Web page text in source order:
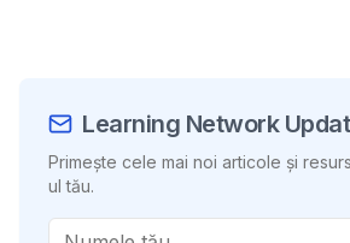
Learning Network
Primește cele mai noi articole și
ul tău.